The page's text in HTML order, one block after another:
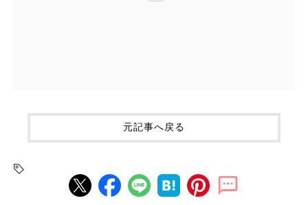
元記事へ戻る